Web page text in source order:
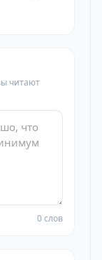
читают
0 слов